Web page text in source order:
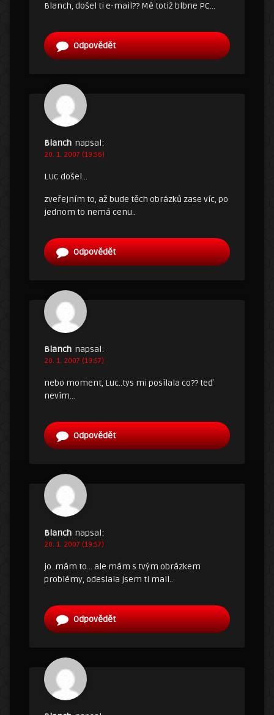
Blanch, došel ti e-mail?? Mě totiž blbne PC…
Odpovědět
Blanch napsal:
20. 1. 2007 (19:56)
LUC došel…
zveřejním to, až bude těch obrázků zase víc, po
jednom to nemá cenu..
Odpovědět
Blanch napsal:
20. 1. 2007 (19:57)
nebo moment, Luc..tys mi posílala co?? teď
nevím…
Odpovědět
Blanch napsal:
20. 1. 2007 (19:57)
jo..mám to… ale mám s tvým obrázkem
problémy, odeslala jsem ti mail..
Odpovědět